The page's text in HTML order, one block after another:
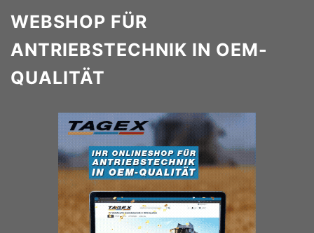
WEBSHOP FÜR
ANTRIEBSTECHNIK IN OEM-
QUALITÄT